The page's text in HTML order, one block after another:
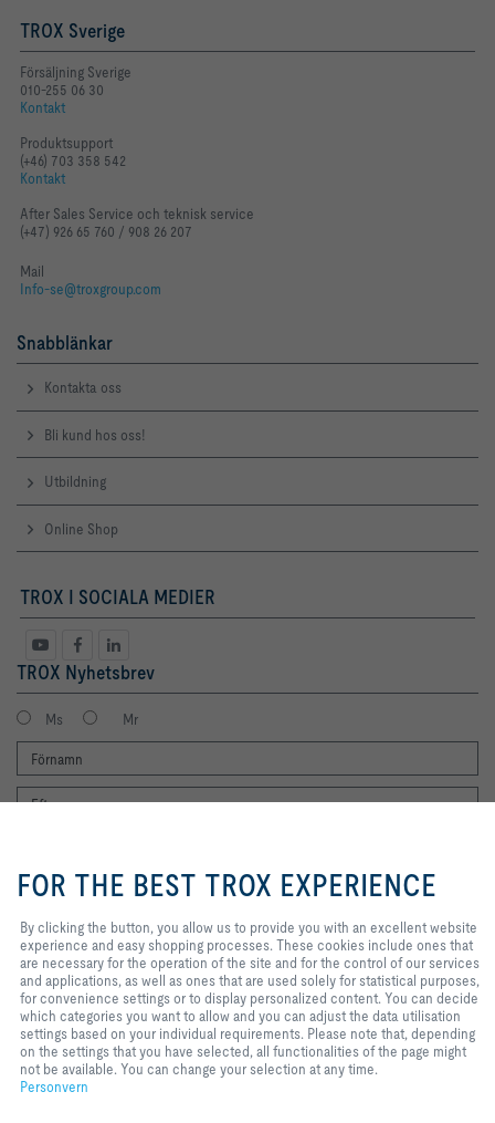
TROX Sverige
Försäljning Sverige
010-255 06 30
Kontakt
Produktsupport
(+46) 703 358 542
Kontakt
After Sales Service och teknisk service
(+47) 926 65 760 / 908 26 207
Mail
Info-se@troxgroup.com
Snabblänkar
Kontakta oss
Bli kund hos oss!
Utbildning
Online Shop
TROX I SOCIALA MEDIER
TROX Nyhetsbrev
Ms Mr
Jag vill gärna få TROX nyhetsbrev. Jag har läst integritetspolicyn. Du kan
naturligtvis när som helst avregistrera dig från nyhetsbrevet. Du hittar en
länk för att avsluta prenumerationen i slutet av varje nyhetsbrev.
Registrera dig nu
Hem Kontakter Imprint Leverans- och betalningsvillkor
Personvern
Ansvarsbegränsning
to provide you with an excellent
website experience and easy
cookies include ones that are
necessary for the operation of the
site and for the control of our
services and applications, as well
as ones that are used solely for
statistical purposes, for
convenience settings or to display
personalized content. You can
decide which categories you want
FOR THE BEST TROX EXPERIENCE
By clicking the button, you allow us to provide you with an excellent website
experience and easy shopping processes. These cookies include ones that
are necessary for the operation of the site and for the control of our services
and applications, as well as ones that are used solely for statistical purposes,
for convenience settings or to display personalized content. You can decide
which categories you want to allow and you can adjust the data utilisation
settings based on your individual requirements. Please note that, depending
on the settings that you have selected, all functionalities of the page might
not be available. You can change your selection at any time.
Personvern